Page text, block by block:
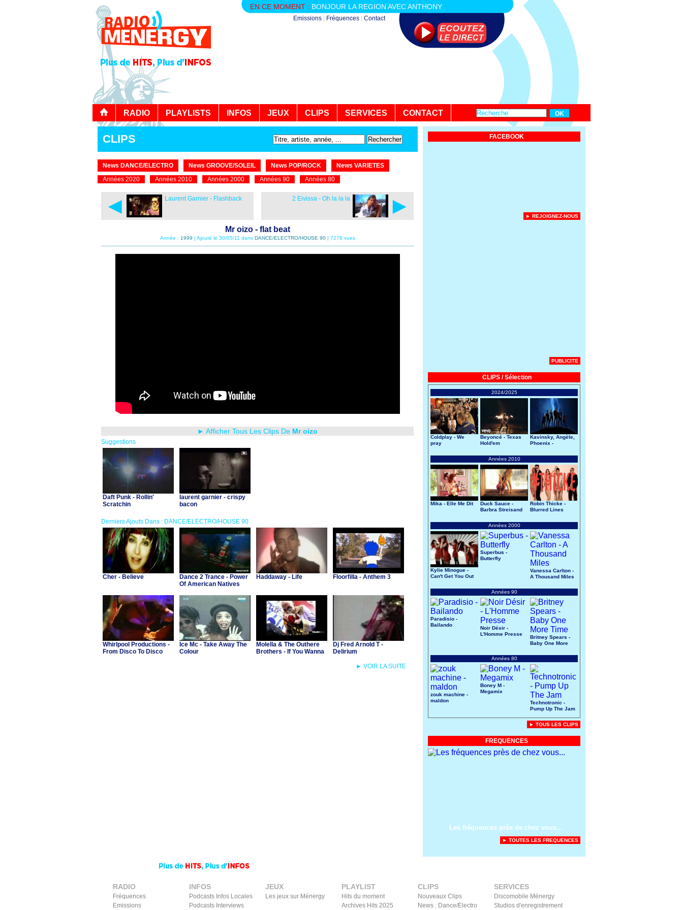
EN CE MOMENT : BONJOUR LA REGION AVEC ANTHONY
Emissions Fréquences Contact
RADIO PLAYLISTS INFOS JEUX CLIPS SERVICES CONTACT
CLIPS
News DANCE/ELECTRO News GROOVE/SOLEIL News POP/ROCK
News VARIETES
Années 2020
Années 2010 Années 2000 Années 90 Années 80
◄ Laurent Garnier - Flashback ►
2 Eivissa - Oh la la la
Mr oizo - flat beat
Année : 1999 | Ajouté le 30/05/11 dans DANCE/ELECTRO/HOUSE 90| 7278 vues
► Afficher Tous Les Clips De Mr oizo
Suggestions
Daft Punk - Rollin'
Scratchin
laurent garnier - crispy
bacon
Derniers Ajouts Dans : DANCE/ELECTRO/HOUSE 90
Cher - Believe
Dance 2 Trance - Power
Of American Natives
Haddaway - Life Floorfilla - Anthem 3
Whirlpool Productions -
From Disco To Disco
Ice Mc - Take Away The
Colour
Molella & The Outhere
Brothers - If You Wanna
Dj Fred Arnold T -
Delirium
► VOIR LA SUITE
FACEBOOK
► REJOIGNEZ-NOUS
PUBLICITE
CLIPS / Sélection
2024/2025
Coldplay - We
pray
Beyoncé - Texas
Hold'em
Kavinsky, Angèle,
Phoenix -
Années 2010
Mika - Elle Me Dit
Duck Sauce -
Barbra Streisand
Robin Thicke -
Blurred Lines
Années 2000
Kylie Minogue -
Can't Get You Out
Superbus -
Butterfly
Vanessa Carlton -
A Thousand Miles
Années 90
Paradisio -
Bailando
Noir Désir -
L'Homme Presse
Britney Spears -
Baby One More
Années 80
zouk machine -
maldon
Boney M -
Megamix
Technotronic -
Pump Up The Jam
► TOUS LES CLIPS
FREQUENCES
Les fréquences près de chez vous...
► TOUTES LES FREQUENCES
RADIO
Fréquences
Emissions
INFOS
Podcasts Infos Locales
Podcasts Interviews
JEUX
Les jeux sur Ménergy
PLAYLIST
Hits du moment
Archives Hits 2025
CLIPS
Nouveaux Clips
News : Dance/Electro
SERVICES
Discomobile Ménergy
Studios d'enregistrement